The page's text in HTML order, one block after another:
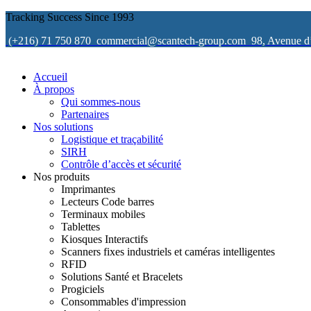
Tracking Success Since 1993
(+216) 71 750 870 commercial@scantech-group.com 98, Avenue
Accueil
À propos
Qui sommes-nous
Partenaires
Nos solutions
Logistique et traçabilité
SIRH
Contrôle d’accès et sécurité
Nos produits
Imprimantes
Lecteurs Code barres
Terminaux mobiles
Tablettes
Kiosques Interactifs
Scanners fixes industriels et caméras intelligentes
RFID
Solutions Santé et Bracelets
Progiciels
Consommables d'impression